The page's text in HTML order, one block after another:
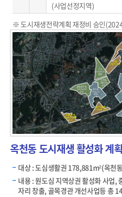
(사업선정지역)
※ 도시재생전략계획 재정비 승인
옥천동 도시재생 활성화 계
대상 : 도심생활권 178,881m²(옥천
내용 : 원도심 지역상권 활성화 사업,
자리 창출, 골목경관 개선사업등 총